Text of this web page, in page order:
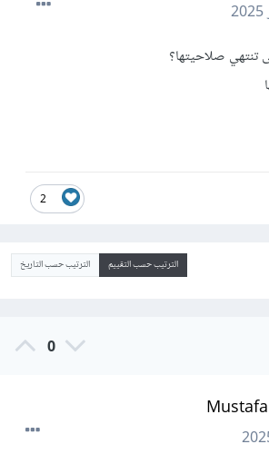
صلاحيتها؟
2
الترتيب حسب التقييم الترتيب حسب التاريخ
0